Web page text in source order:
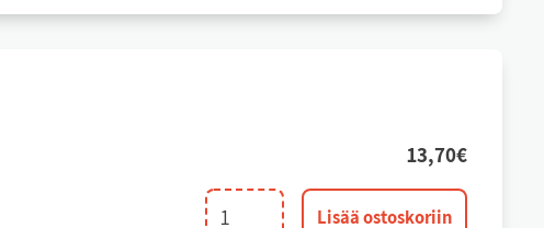
määrä
13,70€
TeräohjuripalaLisää ostoskoriin